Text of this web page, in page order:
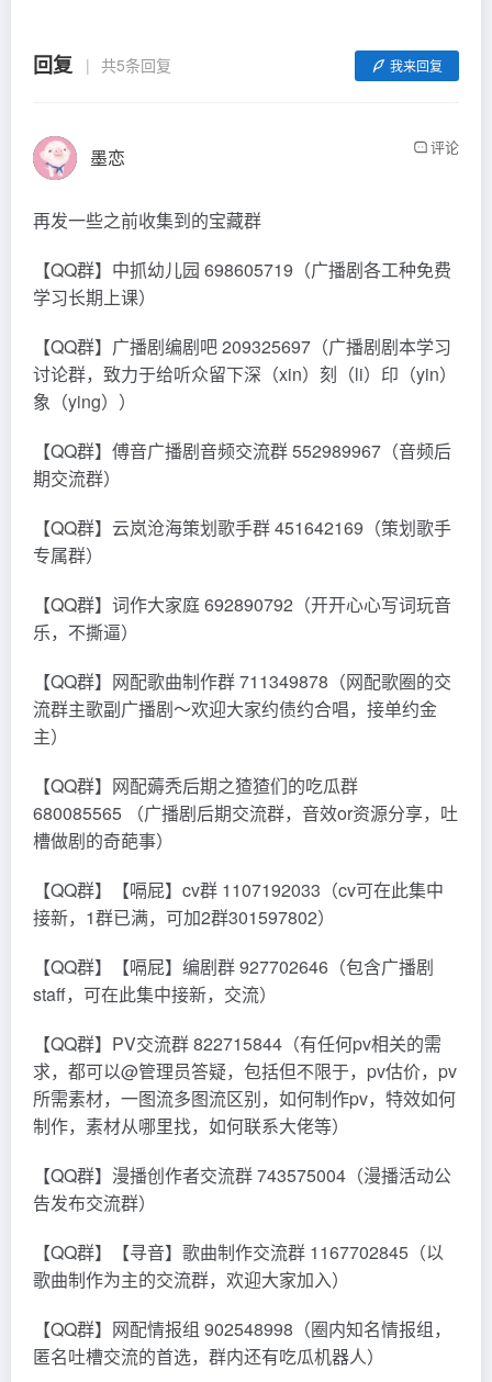
回复 共5条回复 我来回复
墨恋 评论
再发一些之前收集到的宝藏群
【QQ群】中抓幼儿园 698605719（广播剧各工种免费
学习长期上课）
【QQ群】广播剧编剧吧 209325697（广播剧剧本学习
讨论群，致力于给听众留下深（xin）刻（li）印（yin）
象（ying））
【QQ群】傅音广播剧音频交流群 552989967（音频后
期交流群）
【QQ群】云岚沧海策划歌手群 451642169（策划歌手
专属群）
【QQ群】词作大家庭 692890792（开开心心写词玩音
乐，不撕逼）
【QQ群】网配歌曲制作群 711349878（网配歌圈的交
流群主歌副广播剧～欢迎大家约债约合唱，接单约金
主）
【QQ群】网配薅秃后期之猹猹们的吃瓜群
680085565 （广播剧后期交流群，音效or资源分享，吐
槽做剧的奇葩事）
【QQ群】【嗝屁】cv群 1107192033（cv可在此集中
接新，1群已满，可加2群301597802）
【QQ群】【嗝屁】编剧群 927702646（包含广播剧
staff，可在此集中接新，交流）
【QQ群】PV交流群 822715844（有任何pv相关的需
求，都可以@管理员答疑，包括但不限于，pv估价，pv
所需素材，一图流多图流区别，如何制作pv，特效如何
制作，素材从哪里找，如何联系大佬等）
【QQ群】漫播创作者交流群 743575004（漫播活动公
告发布交流群）
【QQ群】【寻音】歌曲制作交流群 1167702845（以
歌曲制作为主的交流群，欢迎大家加入）
【QQ群】网配情报组 902548998（圈内知名情报组，
匿名吐槽交流的首选，群内还有吃瓜机器人）